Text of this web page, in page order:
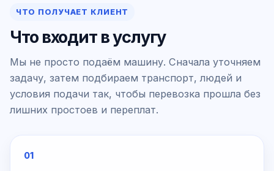
ЧТО ПОЛУЧАЕТ КЛИЕНТ
Что входит в услугу
Мы не просто подаём машину. Сначала уточняем
задачу, затем подбираем транспорт, людей и
условия подачи так, чтобы перевозка прошла без
лишних простоев и переплат.
01